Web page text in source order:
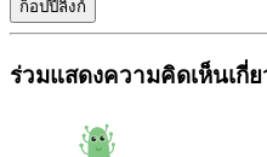
ก็อปปี้ลิงก์
ร่วมแสดงความคิดเห็นเกี่